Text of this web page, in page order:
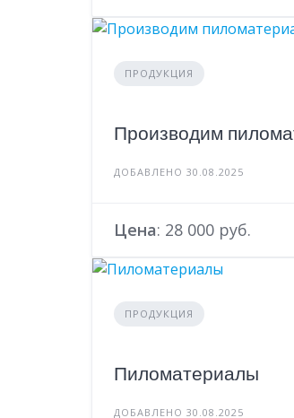
ПРОДУКЦИЯ
Производим
ДОБАВЛЕНО 30.08.2025
Цена: 28 000 руб.
ПРОДУКЦИЯ
Пиломатериалы
ДОБАВЛЕНО 30.08.2025